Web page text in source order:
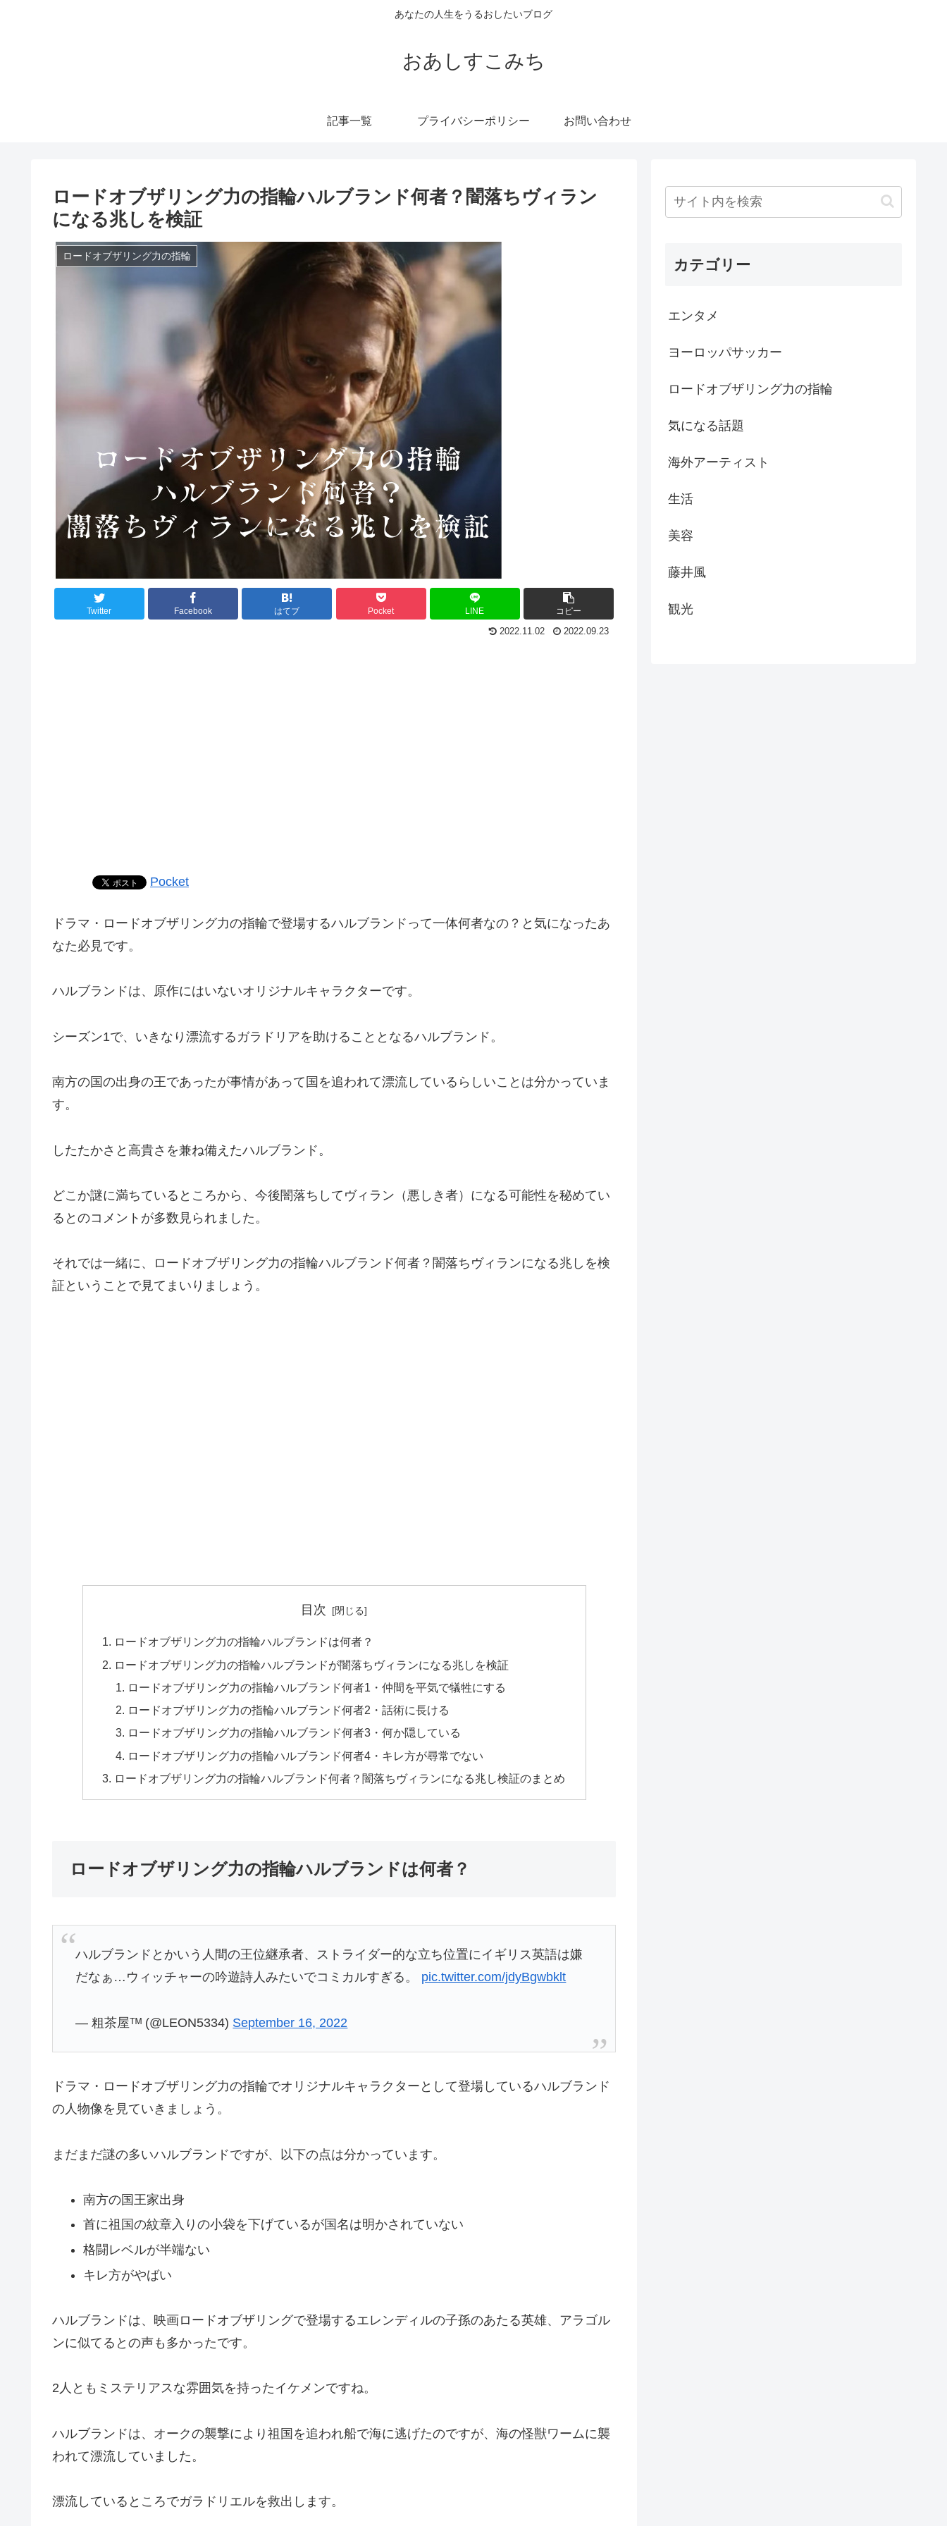
あなたの人生をうるおしたいブログ
おあしすこみち
記事一覧 プライバシーポリシー お問い合わせ
ロードオブザリング力の指輪ハルブランド何者？闇落ちヴィラン
になる兆しを検証
ロードオブザリング力の指輪
Twitter Facebook はてブ Pocket LINE コピー
2022.11.02 2022.09.23
Pocket
ドラマ・ロードオブザリング力の指輪で登場するハルブランドって一体何者なの？と気になったあ
なた必見です。
ハルブランドは、原作にはいないオリジナルキャラクターです。
シーズン1で、いきなり漂流するガラドリアを助けることとなるハルブランド。
南方の国の出身の王であったが事情があって国を追われて漂流しているらしいことは分かっていま
す。
したたかさと高貴さを兼ね備えたハルブランド。
どこか謎に満ちているところから、今後闇落ちしてヴィラン（悪しき者）になる可能性を秘めてい
るとのコメントが多数見られました。
それでは一緒に、ロードオブザリング力の指輪ハルブランド何者？闇落ちヴィランになる兆しを検
証ということで見てまいりましょう。
目次
ロードオブザリング力の指輪ハルブランドは何者？
ロードオブザリング力の指輪ハルブランドが闇落ちヴィランになる兆しを検証
ロードオブザリング力の指輪ハルブランド何者1・仲間を平気で犠牲にする
ロードオブザリング力の指輪ハルブランド何者2・話術に長ける
ロードオブザリング力の指輪ハルブランド何者3・何か隠している
ロードオブザリング力の指輪ハルブランド何者4・キレ方が尋常でない
ロードオブザリング力の指輪ハルブランド何者？闇落ちヴィランになる兆し検証のまとめ
ロードオブザリング力の指輪ハルブランドは何者？
ハルブランドとかいう人間の王位継承者、ストライダー的な立ち位置にイギリス英語は嫌
だなぁ…ウィッチャーの吟遊詩人みたいでコミカルすぎる。 pic.twitter.com/jdyBgwbklt
— 粗茶屋ᵀᴹ (@LEON5334) September 16, 2022
ドラマ・ロードオブザリング力の指輪でオリジナルキャラクターとして登場しているハルブランド
の人物像を見ていきましょう。
まだまだ謎の多いハルブランドですが、以下の点は分かっています。
南方の国王家出身
首に祖国の紋章入りの小袋を下げているが国名は明かされていない
格闘レベルが半端ない
キレ方がやばい
ハルブランドは、映画ロードオブザリングで登場するエレンディルの子孫のあたる英雄、アラゴル
ンに似てるとの声も多かったです。
2人ともミステリアスな雰囲気を持ったイケメンですね。
ハルブランドは、オークの襲撃により祖国を追われ船で海に逃げたのですが、海の怪獣ワームに襲
われて漂流していました。
漂流しているところでガラドリエルを救出します。
カテゴリー
エンタメ
ヨーロッパサッカー
ロードオブザリング力の指輪
気になる話題
海外アーティスト
生活
美容
藤井風
観光